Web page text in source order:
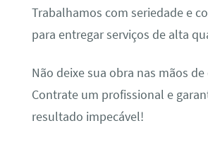
Trabalhamos com seriedade e
para entregar serviços de alta
Não deixe sua obra nas mãos
Contrate um profissional e
resultado impecável!